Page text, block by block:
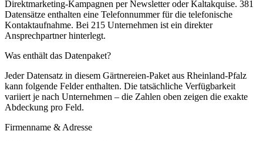
Direktmarketing-Kampagnen per Newsletter oder Kaltakquise. 381
Datensätze enthalten eine Telefonnummer für die telefonische
Kontaktaufnahme. Bei 215 Unternehmen ist ein direkter
Ansprechpartner hinterlegt.
Was enthält das Datenpaket?
Jeder Datensatz in diesem Gärtnereien-Paket aus Rheinland-Pfalz
kann folgende Felder enthalten. Die tatsächliche Verfügbarkeit
variiert je nach Unternehmen – die Zahlen oben zeigen die exakte
Abdeckung pro Feld.
Firmenname & Adresse